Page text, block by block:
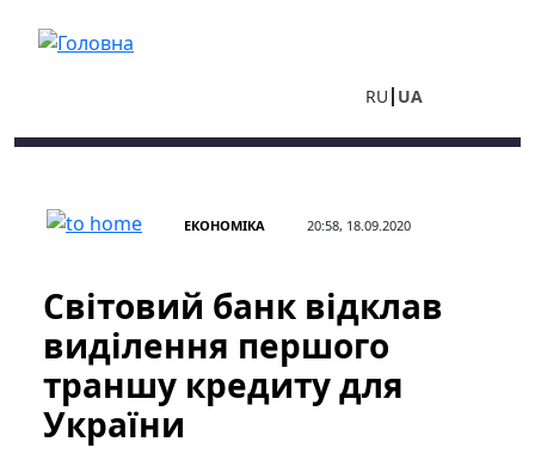
RU UA
ЕКОНОМІКА 20:58, 18.09.2020
Світовий банк відклав
виділення першого
траншу кредиту для
України